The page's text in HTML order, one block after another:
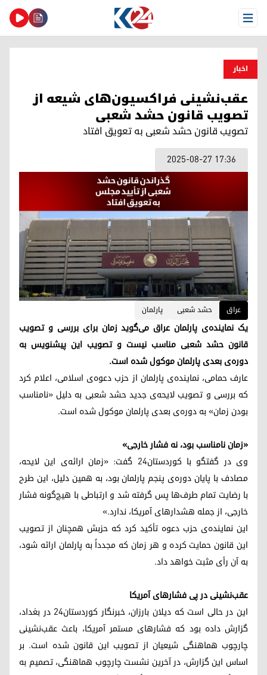
Open Menu
اخبار
عقب‌نشینی فراکسیون‌های شیعه از
تصویب قانون حشد‌ شعبی
تصویب قانون حشد شعبی به تعویق افتاد
2025-08-27 17:36
عراق حشد شعبی پارلمان
یک نماینده‌ی پارلمان عراق می‌گوید زمان برای بررسی و تصویب
قانون حشد شعبی مناسب نیست و تصویب این پیشنویس به
دوره‌ی بعدی پارلمان موکول شده است.
عارف حمامی، نماینده‌ی پارلمان از حزب دعوه‌ی اسلامی، اعلام کرد
که بررسی و تصویب لایحه‌ی جدید حشد شعبی به دلیل «نامناسب
بودن زمان» به دوره‌ی بعدی پارلمان موکول شده است.
«زمان نامناسب بود، نه فشار خارجی»
وی در گفتگو با کوردستان٢٤ گفت: «زمان ارائه‌ی این لایحه،
مصادف با پایان دوره‌ی پنجم پارلمان بود، به همین دلیل، این طرح
با رضایت تمام طرف‌ها پس گرفته شد و ارتباطی با هیچ‌گونه فشار
خارجی، از جمله هشدارهای آمریکا، ندارد.»
این نماینده‌ی حزب دعوه تأکید کرد که حزبش همچنان از تصویب
این قانون حمایت کرده و هر زمان که مجدداً به پارلمان ارائه شود،
به آن رأی مثبت خواهد داد.
عقب‌نشینی در پی فشارهای آمریکا
این در حالی است که دیلان بارزان، خبرنگار کوردستان٢٤ در بغداد،
گزارش داده بود که فشارهای مستمر آمریکا، باعث عقب‌نشینی
چارچوب هماهنگی شیعیان از تصویب این قانون شده است. بر
اساس این گزارش، در آخرین نشست چارچوب هماهنگی، تصمیم به